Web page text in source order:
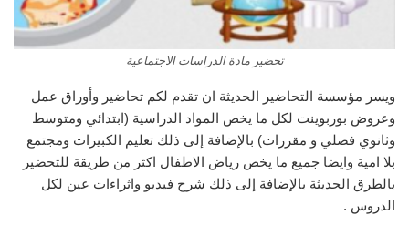
تحضير مادة الدراسات الاجتماعية
ويسر مؤسسة التحاضير الحديثة ان تقدم لكم تحاضير وأوراق عمل
وعروض بوربوينت لكل ما يخص المواد الدراسية (ابتدائي ومتوسط
وثانوي فصلي و مقررات) بالإضافة إلى ذلك تعليم الكبيرات ومجتمع
بلا امية وايضا جميع ما يخص رياض الاطفال اكثر من طريقة للتحضير
بالطرق الحديثة بالإضافة إلى ذلك شرح فيديو واثراءات عين لكل
الدروس .